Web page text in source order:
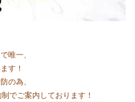
唯一、​
す！
の為、
でご案内しております！